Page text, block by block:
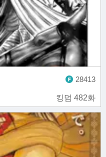
킹덤 482화
28413